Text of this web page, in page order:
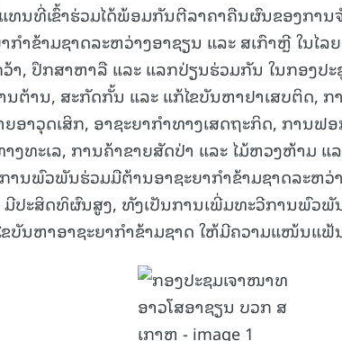
ທນທີ່ເຂົ້າຮ່ວມໄດ້ພ້ອມກັນຕີລາຄາຄືນຜົນຂອງກາ
ກໍາຂ້າມຊາດລະຫວ່າງອາຊຽນ ແລະ ສເກົາຫຼີ ໃນໄລ
າ, ປຶກສາຫາລື ແລະ ແລກປ່ຽນຮ່ວມກັນ ໃນກອງປ
ຕ້ານ, ສະກັດກັ້ນ ແລະ ແກ້ໄຂບັນຫາຢາເສບຕິດ,
ອາວຸດເສິກ, ອາຊະຍາກໍາທາງເສດຖະກິດ, ການຟ
າງທະເລ, ການຄ້າຂາຍສັດປ່າ ແລະ ໄມ້ຫວງຫ້າມ
ການພົວພັນຮ່ວມມືຕ້ານອາຊະຍາກໍາຂ້າມຊາດລະຫວ່
ປະສິດທິຜົນສູງ, ທັງເປັນການເພີ່ມທະວີການພົວພັ
ຂບັນຫາອາຊະຍາກໍາຂ້າມຊາດ ໃຫ້ມີຄວາມແໜ້ນແຟ້